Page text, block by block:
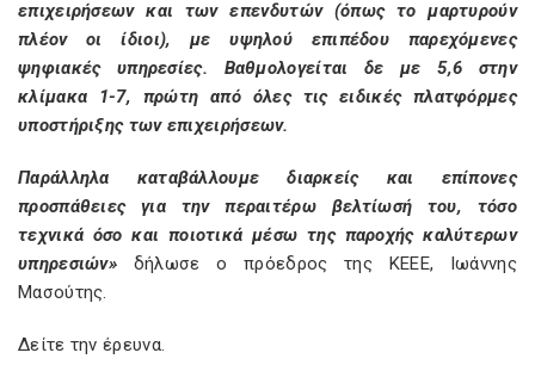
επιχειρήσεων και των επενδυτών (όπως το μαρτυρούν
πλέον οι ίδιοι), με υψηλού επιπέδου παρεχόμενες
ψηφιακές υπηρεσίες. Βαθμολογείται δε με 5,6 στην
κλίμακα 1-7, πρώτη από όλες τις ειδικές πλατφόρμες
υποστήριξης των επιχειρήσεων.
Παράλληλα καταβάλλουμε διαρκείς και επίπονες
προσπάθειες για την περαιτέρω βελτίωσή του, τόσο
τεχνικά όσο και ποιοτικά μέσω της παροχής καλύτερων
υπηρεσιών» δήλωσε ο πρόεδρος της ΚΕΕΕ, Ιωάννης
Μασούτης.
Δείτε την έρευνα.